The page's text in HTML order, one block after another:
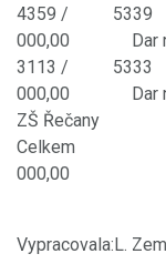
4359
000,00 Dar na
3113
000,00 Dar na
ZŠ Řečany
000,00
Vypracovala:L.